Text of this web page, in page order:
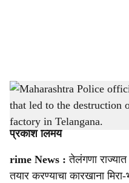
h
a
e
Maharashtra Police officials during a
MD drug manufacturing factory in
-sarkarnama
प्रकाश लिमये
rime News : तेलंगणा
तयार करण्याचा कारखाना